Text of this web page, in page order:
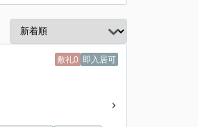
敷礼0 即入居可